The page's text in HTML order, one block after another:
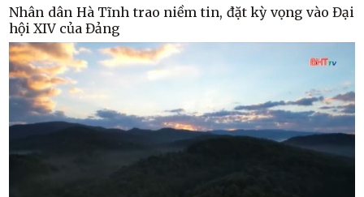
Nhân dân Hà Tĩnh trao niềm tin, đặt kỳ vọng vào Đại
hội XIV của Đảng